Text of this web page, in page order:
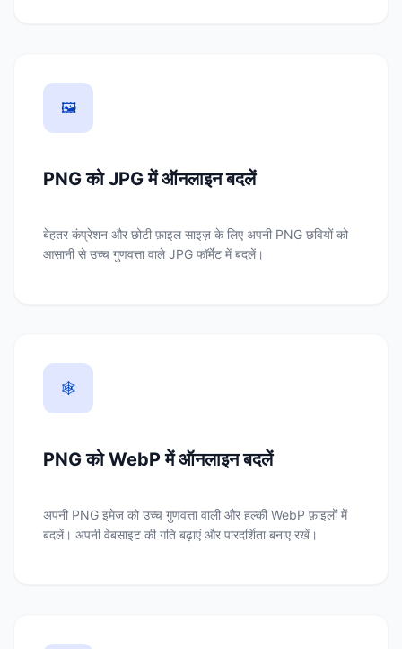
🖼️
PNG को JPG में ऑनलाइन बदलें
बेहतर कंप्रेशन और छोटी फ़ाइल साइज़ के लिए अपनी PNG छवियों को
आसानी से उच्च गुणवत्ता वाले JPG फॉर्मेट में बदलें।
🕸️
PNG को WebP में ऑनलाइन बदलें
अपनी PNG इमेज को उच्च गुणवत्ता वाली और हल्की WebP फ़ाइलों में
बदलें। अपनी वेबसाइट की गति बढ़ाएं और पारदर्शिता बनाए रखें।